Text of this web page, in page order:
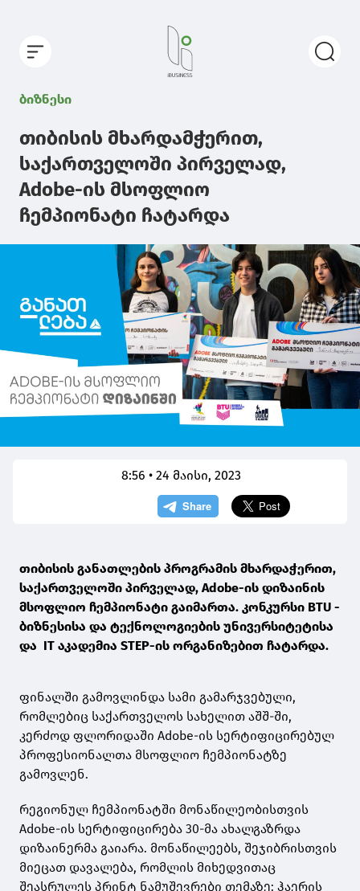
ბიზნესი
თიბისის მხარდამჭერით,
საქართველოში პირველად,
Adobe-ის მსოფლიო
ჩემპიონატი ჩატარდა
8:56 • 24 მაისი, 2023
თიბისის განათლების პროგრამის მხარდაჭერით,
საქართველოში პირველად, Adobe-ის დიზაინის
მსოფლიო ჩემპიონატი გაიმართა. კონკურსი BTU -
ბიზნესისა და ტექნოლოგიების უნივერსიტეტისა
და IT აკადემია STEP-ის ორგანიზებით ჩატარდა.
ფინალში გამოვლინდა სამი გამარჯვებული,
რომლებიც საქართველოს სახელით აშშ-ში,
კერძოდ ფლორიდაში Adobe-ის სერტიფიცირებულ
პროფესიონალთა მსოფლიო ჩემპიონატზე
გამოვლენ.
რეგიონულ ჩემპიონატში მონაწილეობისთვის
Adobe-ის სერტიფიცირება 30-მა ახალგაზრდა
დიზაინერმა გაიარა. მონაწილეებს, შეჯიბრისთვის
მიეცათ დავალება, რომლის მიხედვითაც
შეასრულეს პრინტ ნამუშევრები თემაზე: ჰაერის